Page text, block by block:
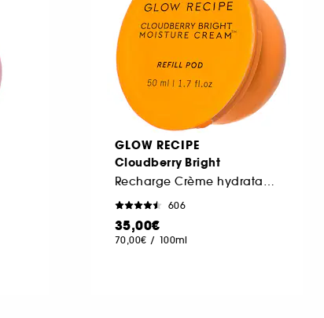
GLOW RECIPE
Cloudberry Bright
Recharge Crème hydratante
606
35,00€
70,00€ / 100ml